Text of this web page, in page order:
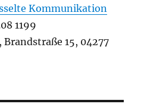
Kommunikation
1199
Brandstraße 15, 04277